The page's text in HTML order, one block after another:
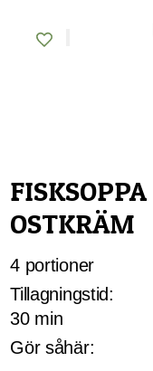
content
OSTKRÄM
4 portioner
Tillagningstid:
30 min
Gör såhär: